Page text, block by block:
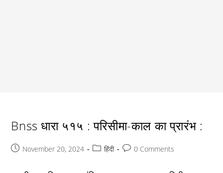
Bnss धारा ५१५ : परिसीमा-काल का प्रारंभ :
PostNovember 20, 2024
Postहिंदी
Post0 Comments